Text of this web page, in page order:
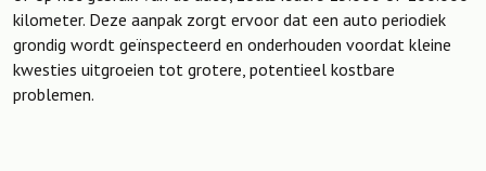
kilometer. Deze aanpak zorgt ervoor dat een auto periodiek
grondig wordt geïnspecteerd en onderhouden voordat kleine
kwesties uitgroeien tot grotere, potentieel kostbare
problemen.